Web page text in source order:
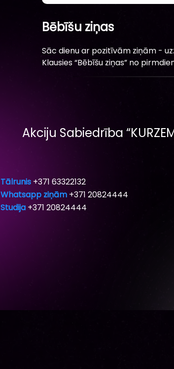
Bēbīšu ziņas
Sāc dienu ar pozitīvām ziņām -
Klausies “Bēbīšu ziņas” no
Akciju Sabiedrība
Tālrunis +371 63322132
Whatsapp ziņām +371 20824444
Studija +371 20824444